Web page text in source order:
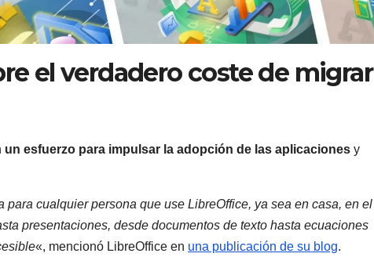
el verdadero coste de migrar
un esfuerzo para impulsar la adopción de las aplicaciones y
cualquier persona que use LibreOffice, ya sea en casa, en el
presentaciones, desde documentos de texto hasta ecuaciones
«, mencionó LibreOffice en una publicación de su blog.